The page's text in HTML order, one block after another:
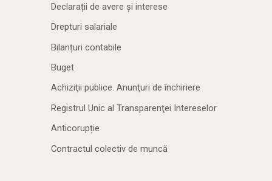
Declarații de avere și interese
Drepturi salariale
Bilanțuri contabile
Buget
Achiziţii publice. Anunţuri de închiriere
Registrul Unic al Transparenţei Intereselor
Anticorupție
Contractul colectiv de muncă